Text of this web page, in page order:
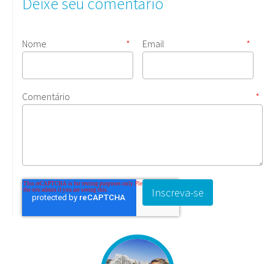
Nome * Email *
Comentário *